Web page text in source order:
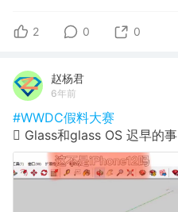
2 0 0
赵杨君
6年前
#WWDC假料大赛
 Glass和glass OS 迟早的事